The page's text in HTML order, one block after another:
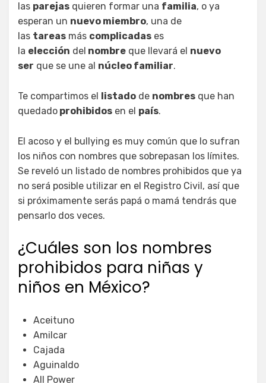
las parejas quieren formar una familia, o ya
esperan un nuevo miembro, una de
las tareas más complicadas es
la elección del nombre que llevará el nuevo
ser que se une al núcleo familiar.
Te compartimos el listado de nombres que han
quedado prohibidos en el país.
El acoso y el bullying es muy común que lo sufran
los niños con nombres que sobrepasan los límites.
Se reveló un listado de nombres prohibidos que ya
no será posible utilizar en el Registro Civil, así que
si próximamente serás papá o mamá tendrás que
pensarlo dos veces.
¿Cuáles son los nombres
prohibidos para niñas y
niños en México?
Aceituno
Amilcar
Cajada
Aguinaldo
All Power